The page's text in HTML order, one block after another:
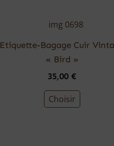
Etiquette-Bagage Cuir
« Bird »
35,00 €
Choisir